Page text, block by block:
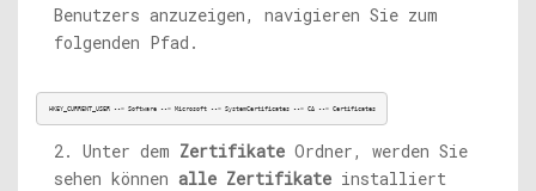
Benutzers anzuzeigen, navigieren Sie zum
folgenden Pfad.
HKEY_CURRENT_USER --> Software --> Microsoft --> SystemCertificates --> CA --> Certificates
2. Unter dem Zertifikate Ordner, werden Sie
sehen können alle Zertifikate installiert